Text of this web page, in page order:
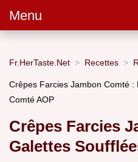
Menu
Fr.HerTaste.Net Recettes
Crêpes Farcies Jambon Comté :
Comté AOP
Crêpes Farcies
Galettes